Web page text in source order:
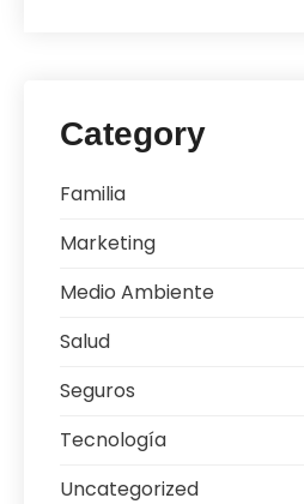
Category
Familia
Marketing
Medio Ambiente
Salud
Seguros
Tecnología
Uncategorized